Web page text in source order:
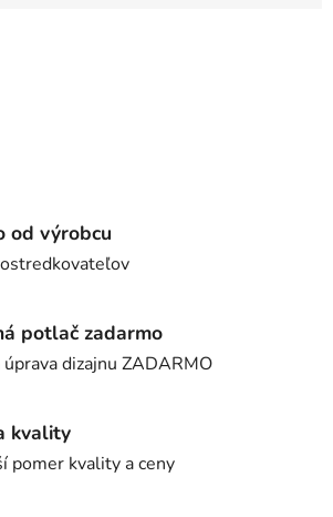
od výrobcu
potlač zadarmo
úprava dizajnu ZADARMO
kvality
pomer kvality a ceny